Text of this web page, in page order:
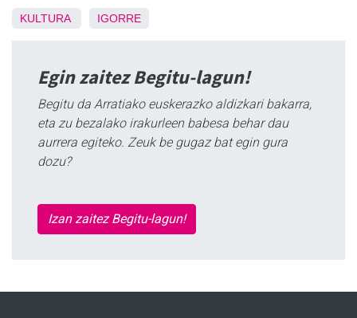
KULTURA IGORRE
Egin zaitez Begitu-lagun!
Begitu da Arratiako euskerazko aldizkari bakarra,
eta zu bezalako irakurleen babesa behar dau
aurrera egiteko. Zeuk be gugaz bat egin gura
dozu?
Izan zaitez Begitu-lagun!